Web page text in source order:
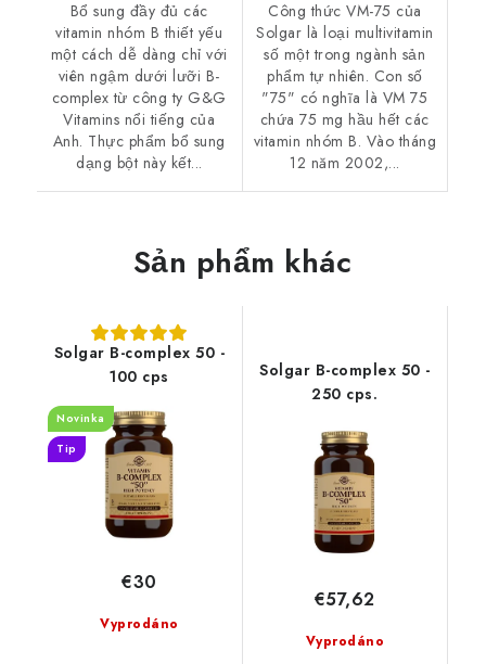
Bổ sung đầy đủ các
vitamin nhóm B thiết yếu
một cách dễ dàng chỉ với
viên ngậm dưới lưỡi B-
complex từ công ty G&G
Vitamins nổi tiếng của
Anh. Thực phẩm bổ sung
dạng bột này kết...
Công thức VM-75 của
Solgar là loại multivitamin
số một trong ngành sản
phẩm tự nhiên. Con số
"75" có nghĩa là VM 75
chứa 75 mg hầu hết các
vitamin nhóm B. Vào tháng
12 năm 2002,...
Sản phẩm khác
Solgar B-complex 50 -
100 cps
Novinka
Tip
Vyprodáno
€30
Solgar B-complex 50 -
250 cps.
Vyprodáno
€57,62